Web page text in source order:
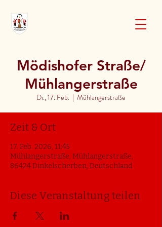
Mödishofer Straße/
Mühlangerstraße
Di., 17. Feb.
  |
Mühlangerstraße
Zeit & Ort
17. Feb. 2026, 11:45
Mühlangerstraße, Mühlangerstraße,
86424 Dinkelscherben, Deutschland
Diese Veranstaltung teilen